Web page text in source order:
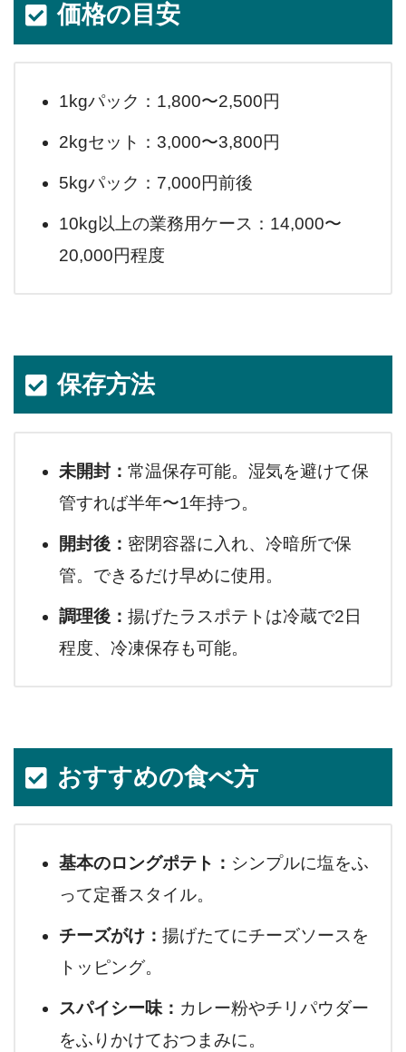
価格の目安
1kgパック：1,800〜2,500円
2kgセット：3,000〜3,800円
5kgパック：7,000円前後
10kg以上の業務用ケース：14,000〜
20,000円程度
保存方法
未開封： 常温保存可能。湿気を避けて保
管すれば半年〜1年持つ。
開封後： 密閉容器に入れ、冷暗所で保
管。できるだけ早めに使用。
調理後： 揚げたラスポテトは冷蔵で2日
程度、冷凍保存も可能。
おすすめの食べ方
基本のロングポテト： シンプルに塩をふ
って定番スタイル。
チーズがけ： 揚げたてにチーズソースを
トッピング。
スパイシー味： カレー粉やチリパウダー
をふりかけておつまみに。